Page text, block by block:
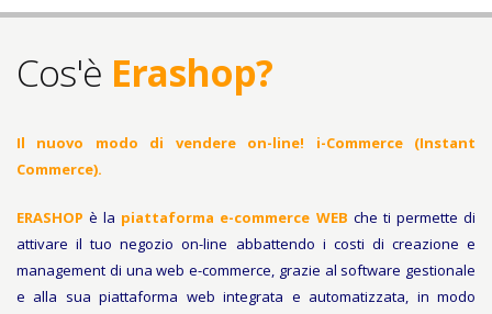
Cos'è Erashop?
Il nuovo modo di vendere on-line! i-Commerce (Instant
Commerce).
ERASHOP è la piattaforma e-commerce WEB che ti permette di
attivare il tuo negozio on-line abbattendo i costi di creazione e
management di una web e-commerce, grazie al software gestionale
e alla sua piattaforma web integrata e automatizzata, in modo